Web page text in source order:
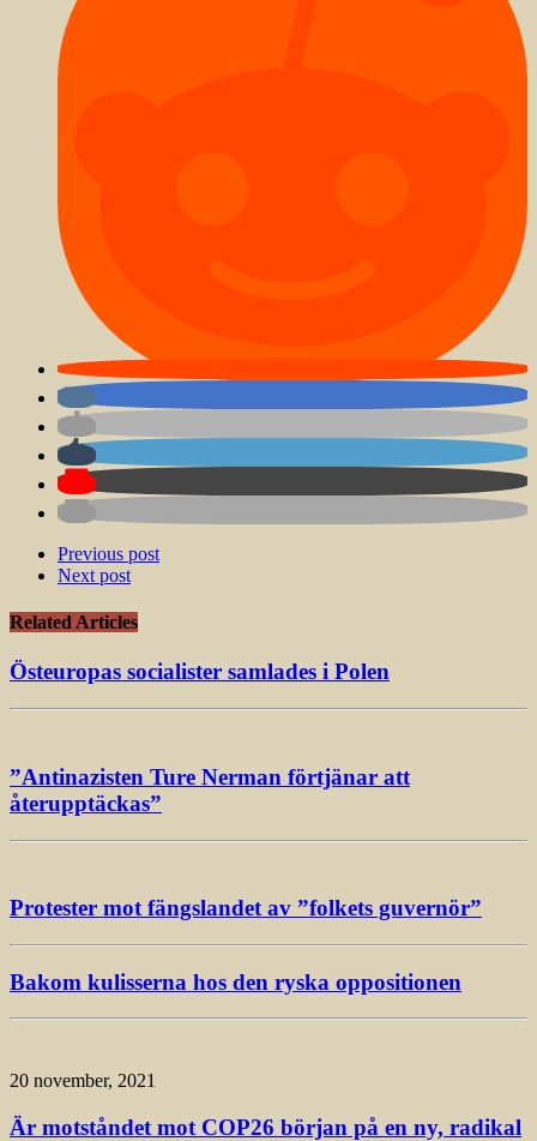
Previous post
Next post
Related Articles
Östeuropas socialister samlades i Polen
”Antinazisten Ture Nerman förtjänar att
återupptäckas”
Protester mot fängslandet av ”folkets guvernör”
Bakom kulisserna hos den ryska oppositionen
20 november, 2021
Är motståndet mot COP26 början på en ny, radikal